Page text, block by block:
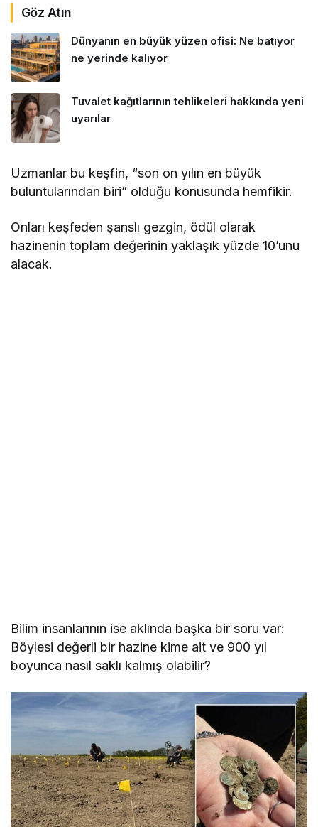
Göz Atın
Dünyanın en büyük yüzen ofisi: Ne batıyor
ne yerinde kalıyor
Tuvalet kağıtlarının tehlikeleri hakkında yeni
uyarılar
Uzmanlar bu keşfin, “son on yılın en büyük
buluntularından biri” olduğu konusunda hemfikir.
Onları keşfeden şanslı gezgin, ödül olarak
hazinenin toplam değerinin yaklaşık yüzde 10’unu
alacak.
Bilim insanlarının ise aklında başka bir soru var:
Böylesi değerli bir hazine kime ait ve 900 yıl
boyunca nasıl saklı kalmış olabilir?